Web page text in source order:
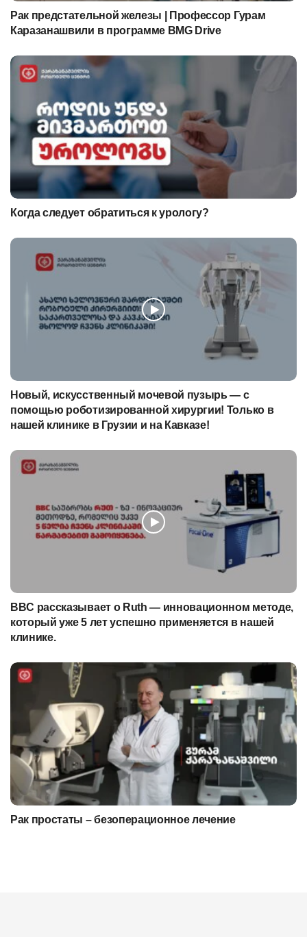
Рак предстательной железы | Профессор Гурам
Каразанашвили в программе BMG Drive
Когда следует обратиться к урологу?
Новый, искусственный мочевой пузырь — с
помощью роботизированной хирургии! Только в
нашей клинике в Грузии и на Кавказе!
BBC рассказывает о Ruth — инновационном методе,
который уже 5 лет успешно применяется в нашей
клинике.
Рак простаты – безоперационное лечение